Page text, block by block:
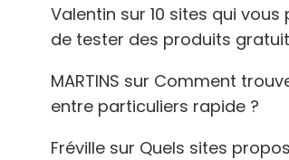
Valentin sur 10 sites qui
de tester des produits
MARTINS sur Comment
entre particuliers rapide ?
Fréville sur Quels sites